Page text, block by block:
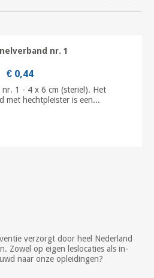
nr. 1
€ 0,44
nr. 1 - 4 x 6 cm (steriel). Het
met hechtpleister is een...